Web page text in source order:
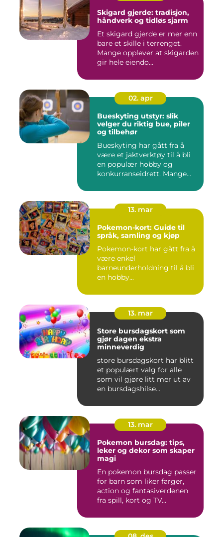
Skigard gjerde: tradisjon,
håndverk og tidløs sjarm
Et skigard gjerde er mer enn
bare et skille i terrenget.
Mange opplever at skigarden
gir hele eiendo...
02. apr
Bueskyting utstyr: slik
velger du riktig bue, piler
og tilbehør
Bueskyting har gått fra å
være et jaktverktøy til å bli
en populær hobby og
konkurranseidrett. Mange...
13. mar
Pokemon-kort: Guide til
språk, samling og kjøp
Pokemon-kort har gått fra å
være enkel
barneunderholdning til å bli
en hobby...
13. mar
Store bursdagskort som
gjør dagen ekstra
minneverdig
store bursdagskort har blitt
et populært valg for alle
som vil gjøre litt mer ut av
en bursdagshilse...
13. mar
Pokemon bursdag: tips,
leker og dekor som skaper
magi
En pokemon bursdag passer
for barn som liker farger,
action og fantasiverdenen
fra spill, kort og TV...